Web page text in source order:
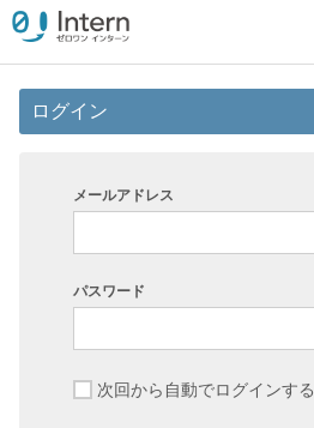
ログイン
メールアドレス
パスワード
次回から自動でログインする